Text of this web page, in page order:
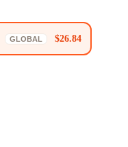
GLOBAL $26.84